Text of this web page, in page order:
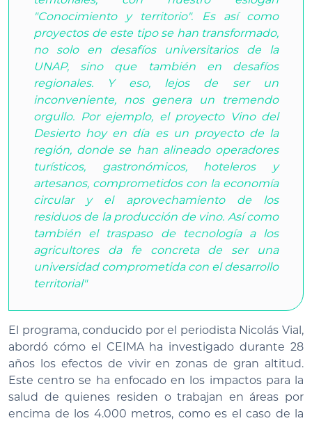
"Conocimiento y territorio". Es así como
proyectos de este tipo se han transformado,
no solo en desafíos universitarios de la
UNAP, sino que también en desafíos
regionales. Y eso, lejos de ser un
inconveniente, nos genera un tremendo
orgullo. Por ejemplo, el proyecto Vino del
Desierto hoy en día es un proyecto de la
región, donde se han alineado operadores
turísticos, gastronómicos, hoteleros y
artesanos, comprometidos con la economía
circular y el aprovechamiento de los
residuos de la producción de vino. Así como
también el traspaso de tecnología a los
agricultores da fe concreta de ser una
universidad comprometida con el desarrollo
territorial"
El programa, conducido por el periodista Nicolás Vial,
abordó cómo el CEIMA ha investigado durante 28
años los efectos de vivir en zonas de gran altitud.
Este centro se ha enfocado en los impactos para la
salud de quienes residen o trabajan en áreas por
encima de los 4.000 metros, como es el caso de la